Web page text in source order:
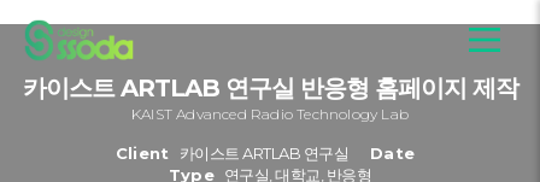
카이스트 ARTLAB 연구실 반응형 홈페이지 제작
KAIST Advanced Radio Technology Lab
Client 카이스트 ARTLAB 연구실
Date
Type 연구실, 대학교, 반응형